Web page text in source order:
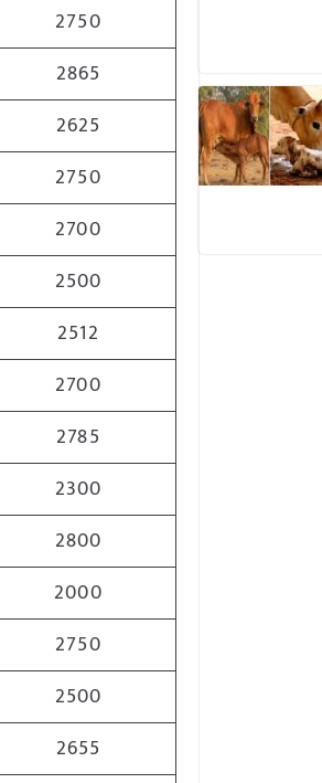
2750
2865
2625
2750
2700
2500
2512
2700
2785
2300
2800
2000
2750
2500
2655